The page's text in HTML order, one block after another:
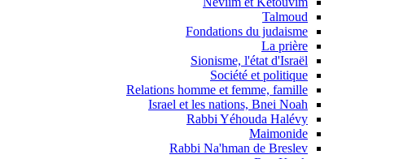
Talmoud
Fondations du judaisme
La prière
Sionisme, l'état d'Israël
Société et politique
Relations homme et femme, famille
Israel et les nations, Bnei Noah
Rabbi Yéhouda Halévy
Maimonide
Rabbi Na'hman de Breslev